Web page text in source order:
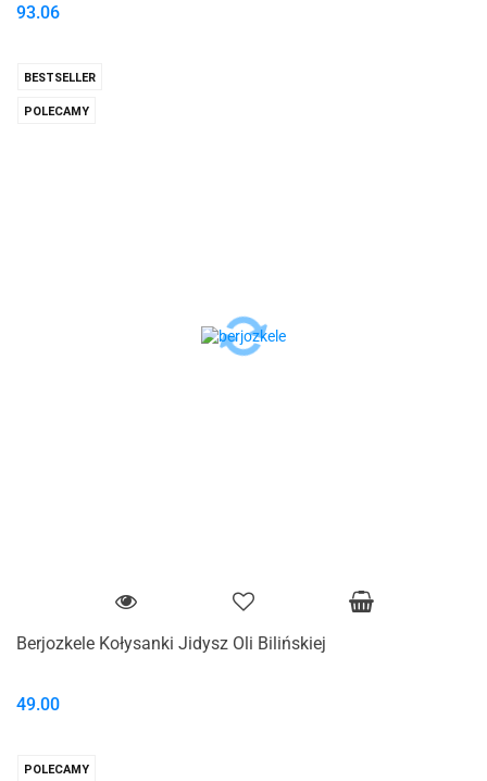
93.06
BESTSELLER
POLECAMY
Berjozkele Kołysanki Jidysz Oli Bilińskiej
49.00
POLECAMY